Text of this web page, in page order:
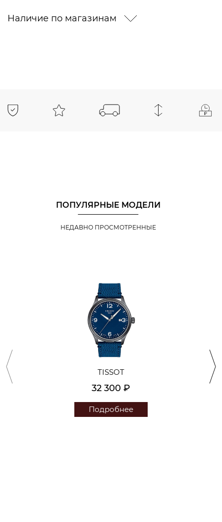
Наличие по магазинам
ПОПУЛЯРНЫЕ МОДЕЛИ
НЕДАВНО ПРОСМОТРЕННЫЕ
TISSOT
32 300 ₽
Подробнее